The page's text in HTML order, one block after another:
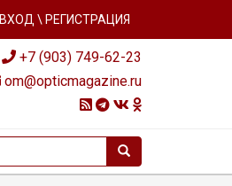
ВХОД \ РЕГИСТРАЦИЯ
+7 (903) 749-62-23
om@opticmagazine.ru